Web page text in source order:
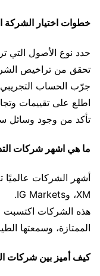
خطوات اختيار الشركة
حدد نوع الأصول التي
تحقق من تراخيص
جرّب الحساب
اطلع على تقييمات
تأكد من وجود وسائل
ما هي اشهر شركات
XM، وIG Markets.
هذه الشركات اكتسبت
الممتازة، وسمعتها
كيف أميز بين شركات